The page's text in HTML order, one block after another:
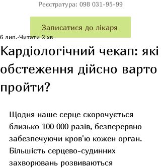
Реєстратура: 098 031-95-99
Записатися до лікаря
Кардіологічний чекап: які
обстеження дійсно варто
пройти?
6 лип. Читати 2 хв
Щодня наше серце скорочується
близько 100 000 разів, безперервно
забезпечуючи кров'ю кожен орган.
Більшість серцево-судинних
захворювань розвиваються